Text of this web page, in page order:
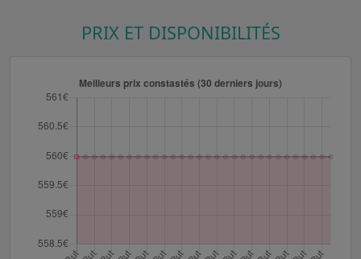
PRIX ET DISPONIBILITÉS